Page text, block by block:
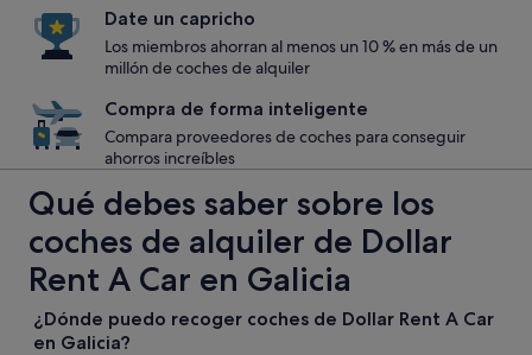
Date un capricho
Los miembros ahorran al menos un 10 % en más de un
millón de coches de alquiler
Compra de forma inteligente
Compara proveedores de coches para conseguir
ahorros increíbles
Qué debes saber sobre los
coches de alquiler de Dollar
Rent A Car en Galicia
¿Dónde puedo recoger coches de Dollar Rent A Car
en Galicia?